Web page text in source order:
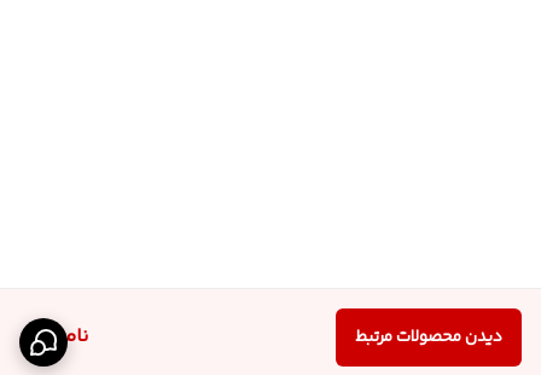
ناموجود دیدن محصولات مرتبط